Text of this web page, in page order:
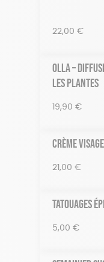
22,00 €
OLLA –
LES PLANTES
19,90 €
CRÈME
21,00 €
TATOUAGES
5,00 €